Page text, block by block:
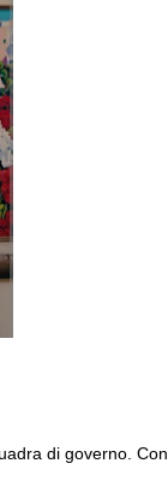
di governo.